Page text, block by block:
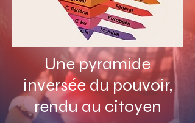
Une pyramide
inversée du pouvoir,
rendu au citoyen